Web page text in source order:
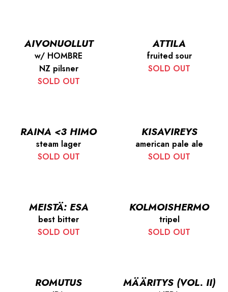
AIVONUOLLUT
w/ HOMBRE
NZ pilsner
SOLD OUT
ATTILA
fruited sour
SOLD OUT
RAINA <3 HIMO
steam lager
SOLD OUT
KISAVIREYS
american pale ale
SOLD OUT
MEISTÄ: ESA
best bitter
SOLD OUT
KOLMOISHERMO
tripel
SOLD OUT
ROMUTUS MÄÄRITYS (VOL. II)